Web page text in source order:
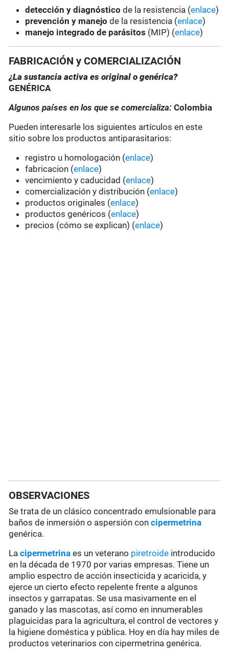
detección y diagnóstico de la resistencia (enlace)
prevención y manejo de la resistencia (enlace)
manejo integrado de parásitos (MIP) (enlace)
FABRICACIÓN y COMERCIALIZACIÓN
¿La sustancia activa es original o genérica?
GENÉRICA
Algunos países en los que se comercializa:Colombia
Pueden interesarle los siguientes artículos en este
sitio sobre los productos antiparasitarios:
registro u homologación (enlace)
fabricacion (enlace)
vencimiento y caducidad (enlace)
comercialización y distribución (enlace)
productos originales (enlace)
productos genéricos (enlace)
precios (cómo se explican) (enlace)
OBSERVACIONES
Se trata de un clásico concentrado emulsionable para
baños de inmersión o aspersión concipermetrina
genérica.
Lacipermetrinaes un veterano piretroide introducido
en la década de 1970 por varias empresas. Tiene un
amplio espectro de acción insecticida y acaricida, y
ejerce un cierto efecto repelente frente a algunos
insectos y garrapatas. Se usa masivamente en el
ganado y las mascotas, así como en innumerables
plaguicidas para la agricultura, el control de vectores y
la higiene doméstica y pública. Hoy en día hay miles de
productos veterinarios con cipermetrina genérica.